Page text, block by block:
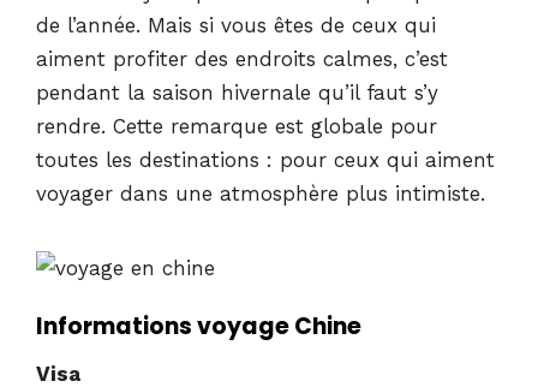
de l’année. Mais si vous êtes de ceux qui
aiment profiter des endroits calmes, c’est
pendant la saison hivernale qu’il faut s’y
rendre. Cette remarque est globale pour
toutes les destinations : pour ceux qui aiment
voyager dans une atmosphère plus intimiste.
Informations voyage Chine
Visa